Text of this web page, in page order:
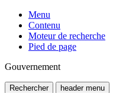
Menu
Contenu
Moteur de recherche
Pied de page
Gouvernement
Rechercher header menu